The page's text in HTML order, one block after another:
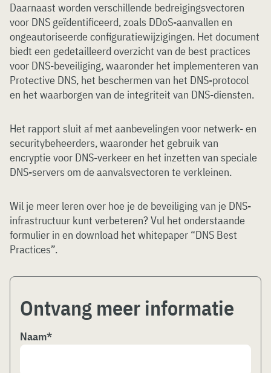
Daarnaast worden verschillende bedreigingsvectoren
voor DNS geïdentificeerd, zoals DDoS-aanvallen en
ongeautoriseerde configuratiewijzigingen. Het document
biedt een gedetailleerd overzicht van de best practices
voor DNS-beveiliging, waaronder het implementeren van
Protective DNS, het beschermen van het DNS-protocol
en het waarborgen van de integriteit van DNS-diensten.
Het rapport sluit af met aanbevelingen voor netwerk- en
securitybeheerders, waaronder het gebruik van
encryptie voor DNS-verkeer en het inzetten van speciale
DNS-servers om de aanvalsvectoren te verkleinen.
Wil je meer leren over hoe je de beveiliging van je DNS-
infrastructuur kunt verbeteren? Vul het onderstaande
formulier in en download het whitepaper “DNS Best
Practices”.
Ontvang meer informatie
Naam*